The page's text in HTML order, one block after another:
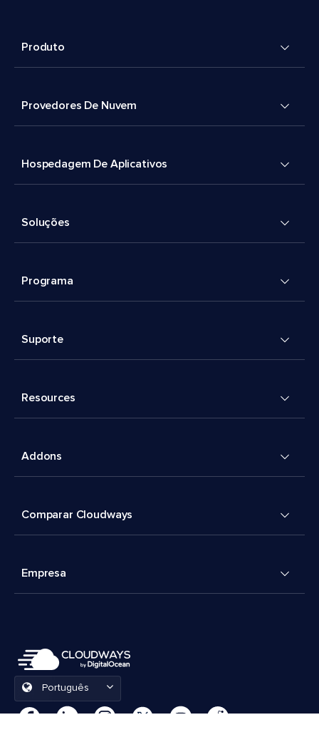
Produto
Provedores De Nuvem
Hospedagem De Aplicativos
Soluções
Programa
Suporte
Resources
Addons
Comparar Cloudways
Empresa
Português